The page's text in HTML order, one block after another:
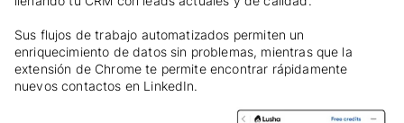
Sus flujos de trabajo automatizados permiten un
enriquecimiento de datos sin problemas, mientras que la
extensión de Chrome te permite encontrar rápidamente
nuevos contactos en LinkedIn.